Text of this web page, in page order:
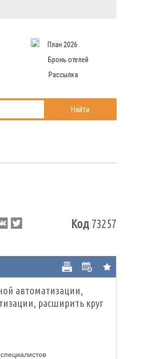
Запомнить меня
Войти в кабинет
План 2026
Бронь отелей
Рассылка
Найти
Код73257
автоматизации,
расширить круг